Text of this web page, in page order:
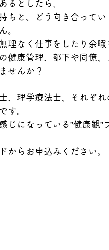
るとしたら、
ちと、どう向き合って
。
理なく仕事をしたり余
健康管理、部下や同僚
せんか？
、理学療法士、それぞ
す。
じになっている”健康観
からお申込みください。